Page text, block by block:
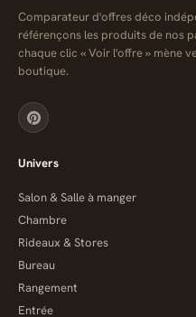
Comparateur d'offres déco
référençons les produits de nos
chaque clic « Voir l'offre » mène
boutique.
Univers
Salon & Salle à manger
Chambre
Rideaux & Stores
Bureau
Rangement
Entrée